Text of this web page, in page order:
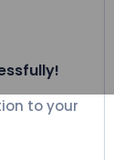
to your